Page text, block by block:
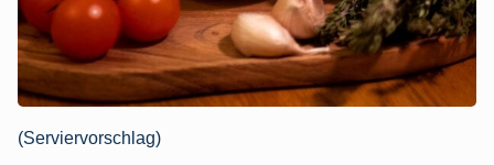
(Serviervorschlag)